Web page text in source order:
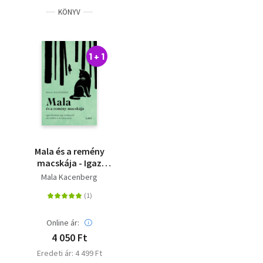
KÖNYV
1 + 1
Mala és a remény
macskája - Igaz
történet egy
holokausztot
Mala Kacenberg
Online ár:
4 050 Ft
Eredeti ár: 4 499 Ft